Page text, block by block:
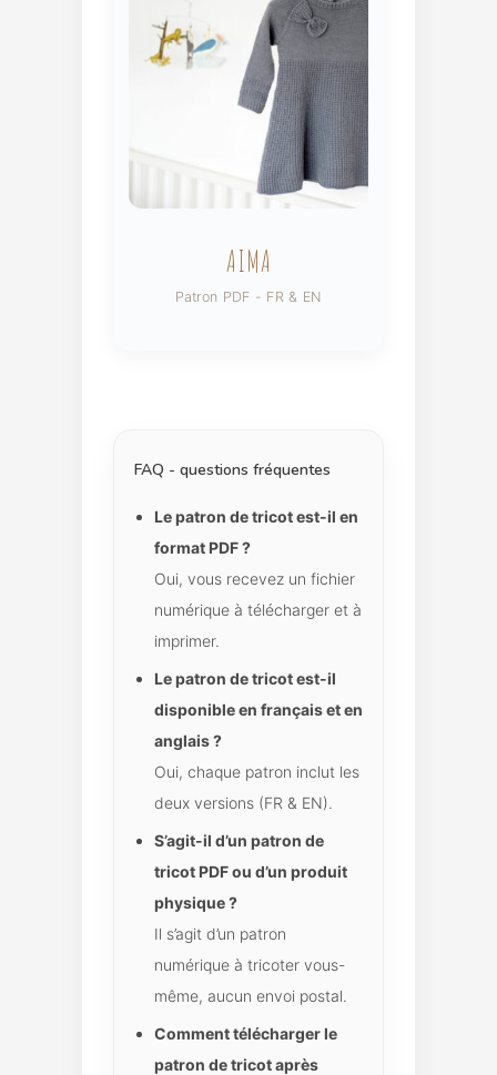
AIMA
Patron PDF - FR & EN
FAQ - questions fréquentes
Le patron de tricot est-il en
format PDF ?
Oui, vous recevez un fichier
numérique à télécharger et à
imprimer.
Le patron de tricot est-il
disponible en français et en
anglais ?
Oui, chaque patron inclut les
deux versions (FR & EN).
S’agit-il d’un patron de
tricot PDF ou d’un produit
physique ?
Il s’agit d’un patron
numérique à tricoter vous-
même, aucun envoi postal.
Comment télécharger le
patron de tricot après